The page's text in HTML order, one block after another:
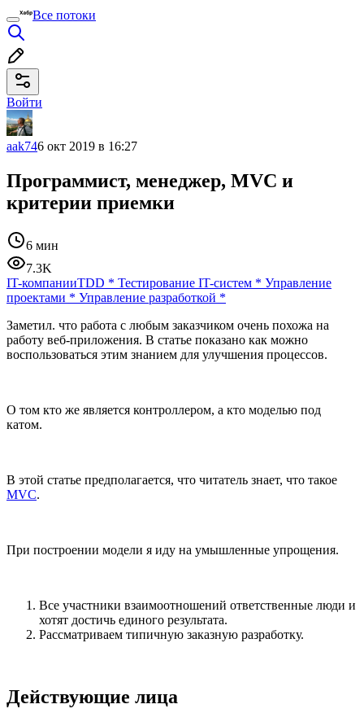
Все потоки
Войти
aak746 окт 2019 в 16:27
Программист, менеджер, MVC и
критерии приемки
6 мин
7.3K
IT-компанииTDD * Тестирование IT-систем * Управление
проектами * Управление разработкой *
Заметил. что работа с любым заказчиком очень похожа на
работу веб-приложения. В статье показано как можно
воспользоваться этим знанием для улучшения процессов.
О том кто же является контроллером, а кто моделью под
катом.
В этой статье предполагается, что читатель знает, что такое
MVC.
При построении модели я иду на умышленные упрощения.
Все участники взаимоотношений ответственные люди и
хотят достичь единого результата.
Рассматриваем типичную заказную разработку.
Действующие лица